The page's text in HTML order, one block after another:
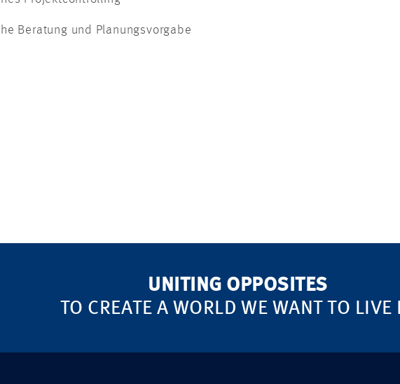
Beratung und Planungsvorgabe
UNITING OPPOSITES
TO CREATE A WORLD WE WANT TO LIVE